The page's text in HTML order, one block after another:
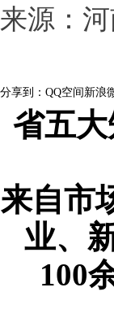
来源：
分享到： QQ空间 新浪
省五
来自市
业、
100